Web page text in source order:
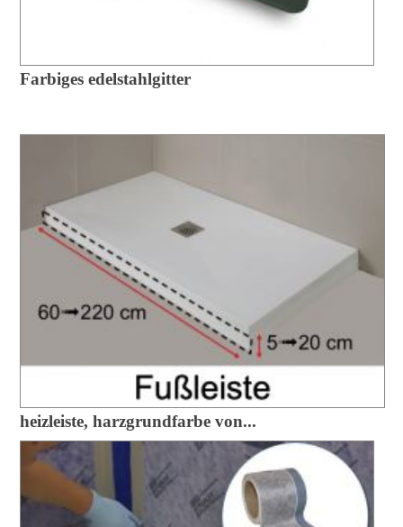
Farbiges edelstahlgitter
heizleiste, harzgrundfarbe von...